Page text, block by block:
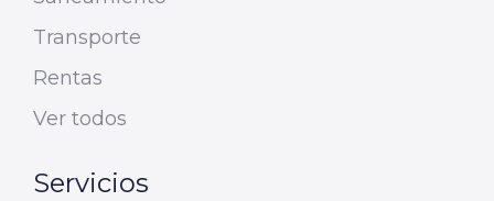
Transporte
Rentas
Ver todos
Servicios